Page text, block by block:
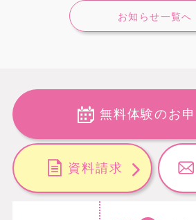
お知らせ一覧へ
無料体験のお
資料請求